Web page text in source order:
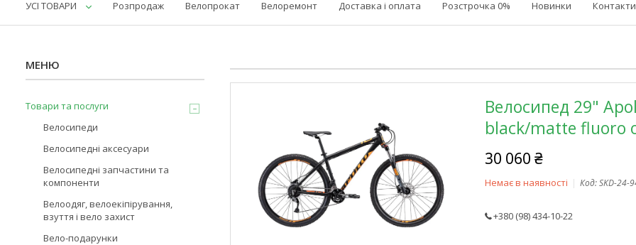
УСІ ТОВАРИ Розпродаж Велопрокат Велоремонт Доставка і оплата Розстрочка 0% Новинки Контакти
Велосипед 29"
black/matte fluoro
30 060 ₴
Немає в наявності Код:SKD-24-
+380 (98) 434-10-22
Товари та послуги
Велосипеди
Велосипедні аксесуари
Велосипедні запчастини та
компоненти
Велоодяг, велоекіпірування,
взуття і вело захист
Вело-подарунки